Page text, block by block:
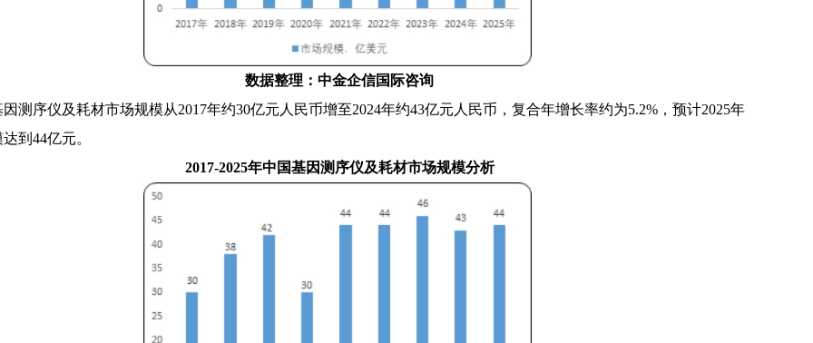
数据整理：中金企信国际咨询
因测序仪及耗材市场规模从2017年约30亿元人民币增至2024年约43亿元人民币，复合年增长率约为5.2%，预计2025年
到44亿元。
2017-2025年中国基因测序仪及耗材市场规模分析